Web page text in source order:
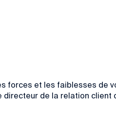
forces et les faiblesses de
directeur de la relation client